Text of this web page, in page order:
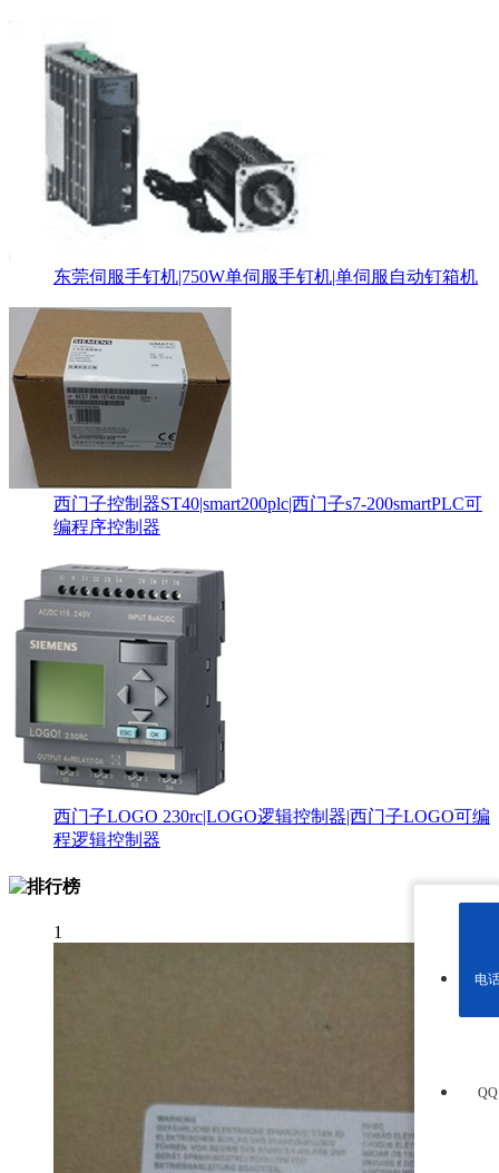
东莞伺服手钉机|750W单伺服手钉机|单伺服自动钉箱机
西门子控制器ST40|smart200plc|西门子s7-200smartPLC可
编程序控制器
西门子LOGO 230rc|LOGO逻辑控制器|西门子LOGO可编
程逻辑控制器
1
电